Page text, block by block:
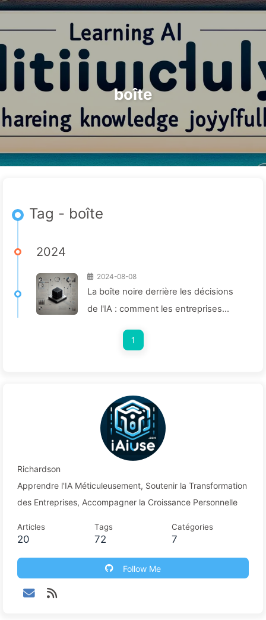
Rechercher Accueil Archives Tags
Catégories Liens À propos 🇫🇷 Français
boîte
Tag - boîte
2024
2024-08-08
La boîte noire derrière les décisions
de l'IA : comment les entreprises
et remodeler leurs processus
1
Richardson
Apprendre l'IA Méticuleusement, Soutenir la Transformation
des Entreprises, Accompagner la Croissance Personnelle
Articles
20
Tags
72
Catégories
7
Follow Me